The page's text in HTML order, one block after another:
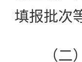
填报批次
（二）